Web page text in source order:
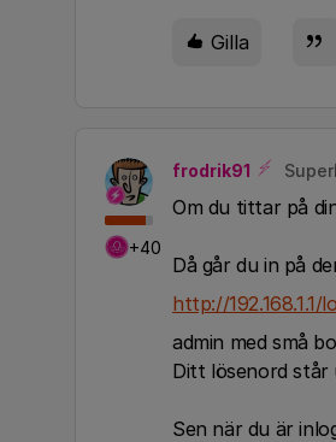
Gilla
+40
frodrik91
Om du tittar på
Då går du in på
http://192.168.1.1/
admin med små
Ditt lösenord står
Sen när du är